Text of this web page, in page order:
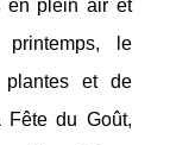
en plein air et
printemps, le
et de
Fête du Goût,